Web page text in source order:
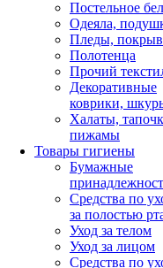
Постельное
Одеяла,
Пледы,
Полотенца
Прочий
Декоративные
коврики,
Халаты,
пижамы
Товары гигиены
Бумажные
Средства по
за полостью
Уход за телом
Уход за лицом
Средства по